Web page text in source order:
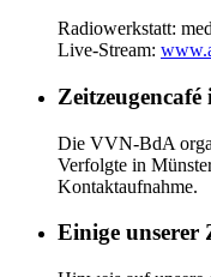
Radiowerkstatt:
Live-Stream:
Die VVN-BdA
Verfolgte in
Kontaktaufnahme.
Einige unserer